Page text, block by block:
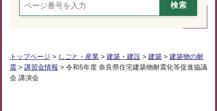
トップページ > しごと・産業 > 建築・建設 > 建築 > 建築物の耐
震 > 講習会情報 > 令和5年度 奈良県住宅建築物耐震化等促進協議
会 講演会